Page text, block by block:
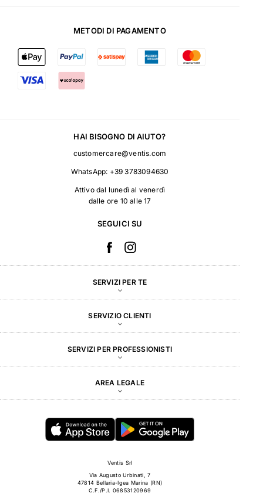
METODI DI PAGAMENTO
HAI BISOGNO DI AIUTO?
customercare@ventis.com
WhatsApp: +39 3783094630
Attivo dal lunedì al venerdì
dalle ore 10 alle 17
SEGUICI SU
SERVIZI PER TE
SERVIZIO CLIENTI
SERVIZI PER PROFESSIONISTI
AREA LEGALE
Ventis Srl
Via Augusto Urbinati, 7
47814 Bellaria-Igea Marina (RN)
C.F./P.I. 06853120969